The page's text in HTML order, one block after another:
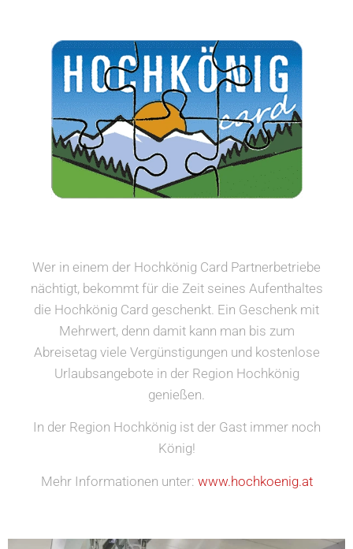
Wer in einem der Hochkönig Card Partnerbetriebe
nächtigt, bekommt für die Zeit seines Aufenthaltes
die Hochkönig Card geschenkt. Ein Geschenk mit
Mehrwert, denn damit kann man bis zum
Abreisetag viele Vergünstigungen und kostenlose
Urlaubsangebote in der Region Hochkönig
genießen.
In der Region Hochkönig ist der Gast immer noch
König!
Mehr Informationen unter: www.hochkoenig.at